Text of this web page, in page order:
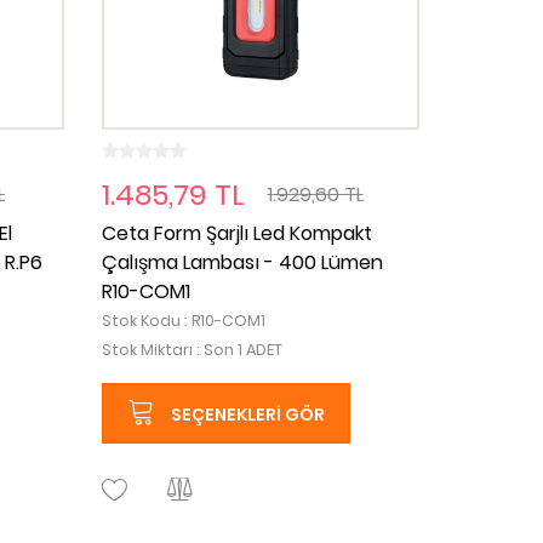
1.485,79 TL
1.929,60 TL
Ceta Form Şarjlı Led Kompakt
Çalışma Lambası - 400 Lümen
R10-COM1
Stok Kodu : R10-COM1
Stok Miktarı : Son 1 ADET
SEÇENEKLERI GÖR